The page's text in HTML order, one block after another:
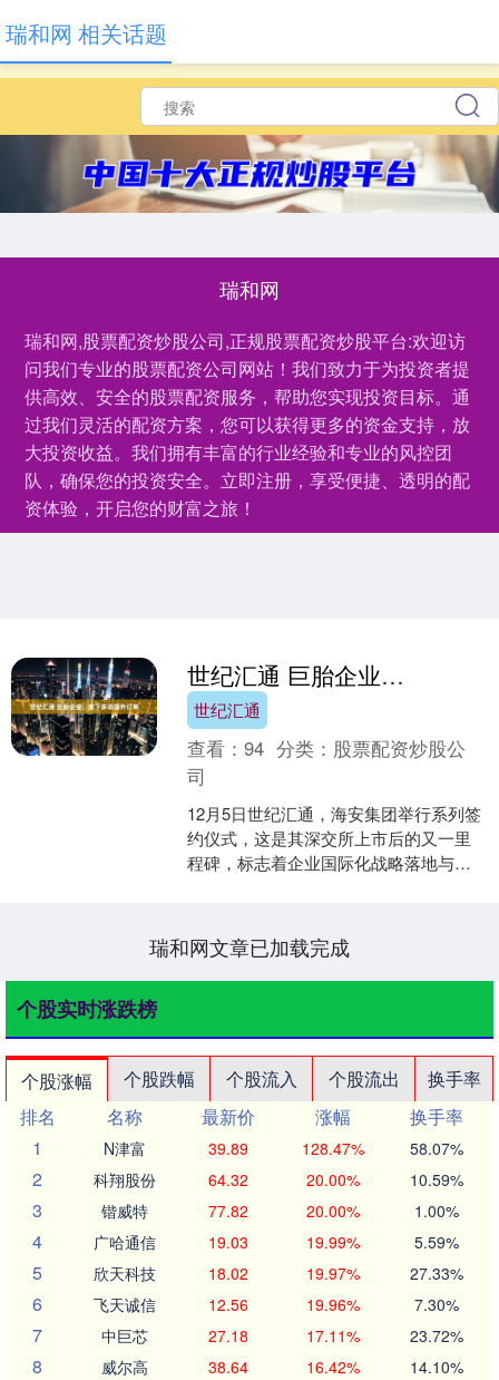
瑞和网
瑞和网,股票配资炒股公司,正规股票配资炒股平台:欢迎访
问我们专业的股票配资公司网站！我们致力于为投资者提
供高效、安全的股票配资服务，帮助您实现投资目标。通
过我们灵活的配资方案，您可以获得更多的资金支持，放
大投资收益。我们拥有丰富的行业经验和专业的风控团
队，确保您的投资安全。立即注册，享受便捷、透明的配
资体验，开启您的财富之旅！
瑞和网 相关话题
世纪汇通 巨胎企业，拿下多项国外订单
世纪汇通
查看：94 分类： 股票配资炒股公
司
12月5日世纪汇通，海安集团举行系列签
约仪式，这是其深交所上市后的又一里
程碑，标志着企业国际化战略落地与国
瑞和网文章已加载完成
个股实时涨跌榜
个股涨幅 个股跌幅 个股流入 个股流出
换手率
排名
名称 最新价 涨幅
换手率
1
N津富 39.89 128.47% 58.07%
2 科翔股份 64.32 20.00% 10.59%
3 锴威特 77.82 20.00% 1.00%
4 广哈通信 19.03 19.99% 5.59%
5 欣天科技 18.02 19.97% 27.33%
6 飞天诚信 12.56 19.96% 7.30%
7 中巨芯 27.18 17.11% 23.72%
8 威尔高 38.64 16.42% 14.10%